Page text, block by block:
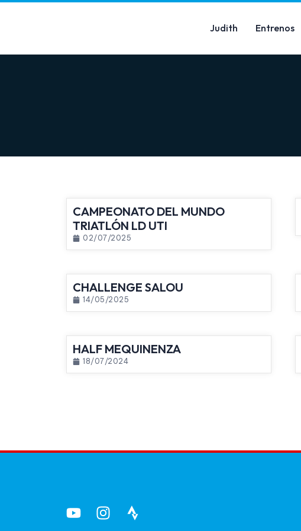
Judith Entrenos
CAMPEONATO DEL MUNDO
TRIATLÓN LD UTI
02/07/2025
CHALLENGE SALOU
14/05/2025
HALF MEQUINENZA
18/07/2024